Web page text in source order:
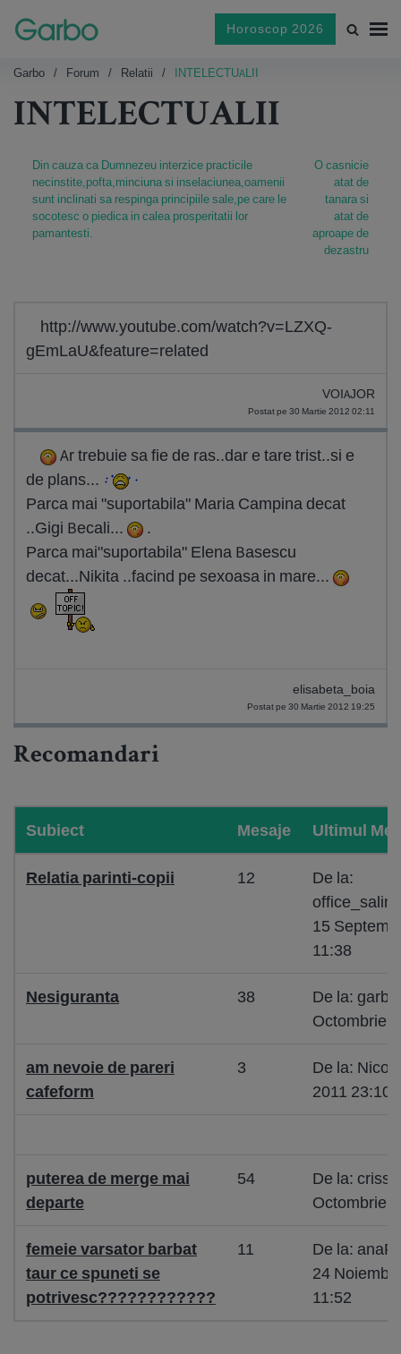
Horoscop 2026
Garbo Forum Relatii INTELECTUALII
INTELECTUALII
Din cauza ca Dumnezeu interzice practicile
necinstite,pofta,minciuna si inselaciunea,oamenii
sunt inclinati sa respinga principiile sale,pe care le
socotesc o piedica in calea prosperitatii lor
pamantesti.
O casnicie
atat de
tanara si
atat de
aproape de
dezastru
http://www.youtube.com/watch?v=LZXQ-
gEmLaU&feature=related
VOIAJOR
Postat pe 30 Martie 2012 02:11
Ar trebuie sa fie de ras..dar e tare trist..si e
de plans...
Parca mai "suportabila" Maria Campina decat
..Gigi Becali...
.
Parca mai"suportabila" Elena Basescu
decat...Nikita ..facind pe sexoasa in mare...
elisabeta_boia
Postat pe 30 Martie 2012 19:25
Recomandari
Subiect Mesaje Ultimul
Relatia parinti-copii 12
De la:
15
11:38
Nesiguranta 38
De la:
Octombrie
am nevoie de pareri
cafeform
3
De la:
2011 23:10
puterea de merge mai
departe
54
De la:
Octombrie
femeie varsator barbat
taur ce spuneti se
potrivesc????????????
11
De la:
24
11:52